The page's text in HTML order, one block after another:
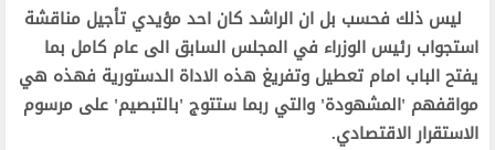
ليس ذلك فحسب بل ان الراشد كان احد مؤيدي تأجيل مناقشة
استجواب رئيس الوزراء في المجلس السابق الى عام كامل بما
يفتح الباب امام تعطيل وتفريغ هذه الاداة الدستورية فهذه هي
مواقفهم 'المشهودة' والتي ربما ستتوج 'بالتبصيم' على مرسوم
الاستقرار الاقتصادي.